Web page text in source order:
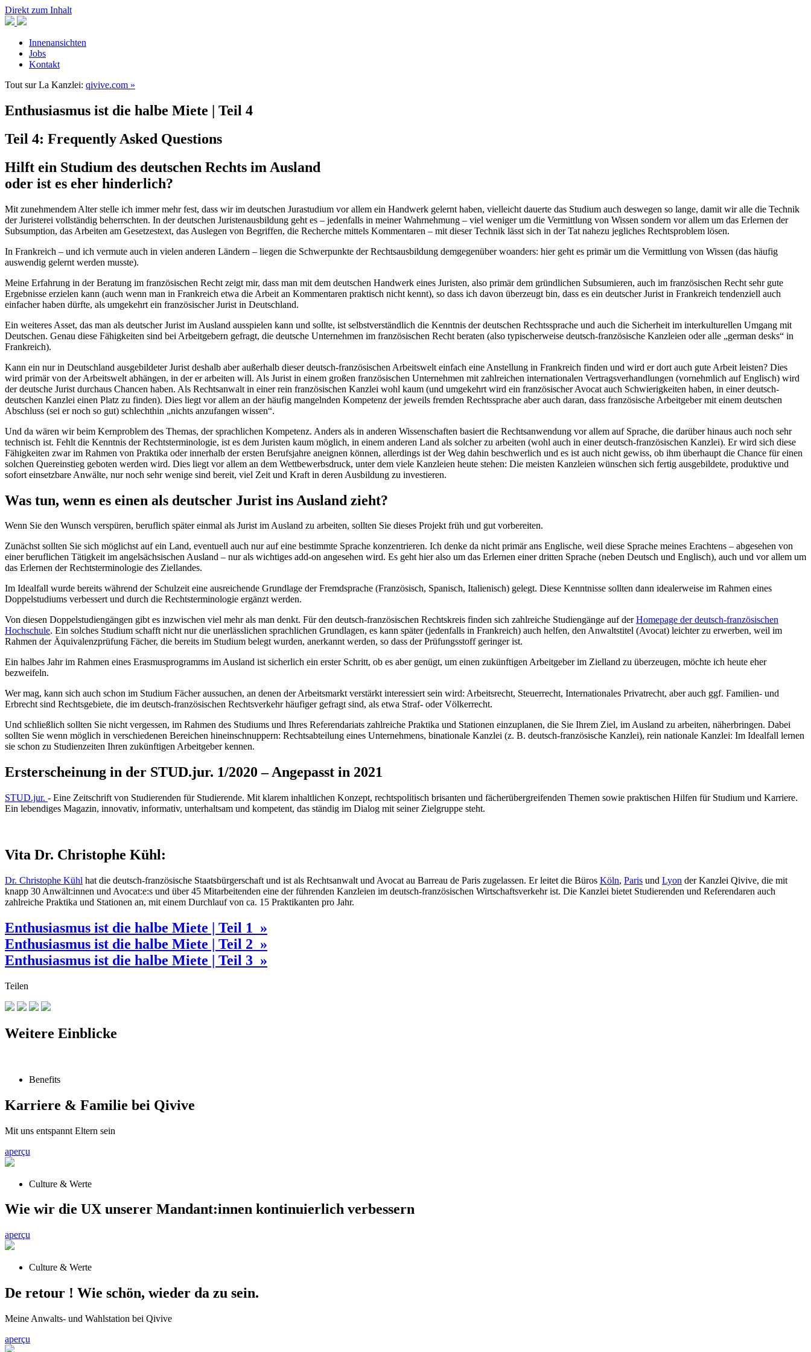
Direkt zum Inhalt
Innenansichten
Jobs
Kontakt
Tout surLa Kanzlei: qivive.com »
Enthusiasmus ist die halbe Miete | Teil 4
Teil 4: Frequently Asked Questions
Hilft ein Studium des deutschen Rechts im Ausland
oder ist es eher hinderlich?
Mit zunehmendem Alter stelle ich immer mehr fest, dass wir im deutschen Jurastudium vor allem ein Handwerk gelernt haben, vielleicht dauerte das Studium auch deswegen so lange, damit wir alle die Technik
der Juristerei vollständig beherrschten. In der deutschen Juristenausbildung geht es – jedenfalls in meiner Wahrnehmung – viel weniger um die Vermittlung von Wissen sondern vor allem um das Erlernen der
Subsumption, das Arbeiten am Gesetzestext, das Auslegen von Begriffen, die Recherche mittels Kommentaren – mit dieser Technik lässt sich in der Tat nahezu jegliches Rechtsproblem lösen.
In Frankreich – und ich vermute auch in vielen anderen Ländern – liegen die Schwerpunkte der Rechtsausbildung demgegenüber woanders: hier geht es primär um die Vermittlung von Wissen (das häufig
auswendig gelernt werden musste).
Meine Erfahrung in der Beratung im französischen Recht zeigt mir, dass man mit dem deutschen Handwerk eines Juristen, also primär dem gründlichen Subsumieren, auch im französischen Recht sehr gute
Ergebnisse erzielen kann (auch wenn man in Frankreich etwa die Arbeit an Kommentaren praktisch nicht kennt), so dass ich davon überzeugt bin, dass es ein deutscher Jurist in Frankreich tendenziell auch
einfacher haben dürfte, als umgekehrt ein französischer Jurist in Deutschland.
Ein weiteres Asset, das man als deutscher Jurist im Ausland ausspielen kann und sollte, ist selbstverständlich die Kenntnis der deutschen Rechtssprache und auch die Sicherheit im interkulturellen Umgang mit
Deutschen. Genau diese Fähigkeiten sind bei Arbeitgebern gefragt, die deutsche Unternehmen im französischen Recht beraten (also typischerweise deutsch-französische Kanzleien oder alle „german desks“ in
Frankreich).
Kann ein nur in Deutschland ausgebildeter Jurist deshalb aber außerhalb dieser deutsch-französischen Arbeitswelt einfach eine Anstellung in Frankreich finden und wird er dort auch gute Arbeit leisten? Dies
wird primär von der Arbeitswelt abhängen, in der er arbeiten will. Als Jurist in einem großen französischen Unternehmen mit zahlreichen internationalen Vertragsverhandlungen (vornehmlich auf Englisch) wird
der deutsche Jurist durchaus Chancen haben. Als Rechtsanwalt in einer rein französischen Kanzlei wohl kaum (und umgekehrt wird ein französischer Avocat auch Schwierigkeiten haben, in einer deutsch-
deutschen Kanzlei einen Platz zu finden). Dies liegt vor allem an der häufig mangelnden Kompetenz der jeweils fremden Rechtssprache aber auch daran, dass französische Arbeitgeber mit einem deutschen
Abschluss (sei er noch so gut) schlechthin „nichts anzufangen wissen“.
Und da wären wir beim Kernproblem des Themas, der sprachlichen Kompetenz. Anders als in anderen Wissenschaften basiert die Rechtsanwendung vor allem auf Sprache, die darüber hinaus auch noch sehr
technisch ist. Fehlt die Kenntnis der Rechtsterminologie, ist es dem Juristen kaum möglich, in einem anderen Land als solcher zu arbeiten (wohl auch in einer deutsch-französischen Kanzlei). Er wird sich diese
Fähigkeiten zwar im Rahmen von Praktika oder innerhalb der ersten Berufsjahre aneignen können, allerdings ist der Weg dahin beschwerlich und es ist auch nicht gewiss, ob ihm überhaupt die Chance für einen
solchen Quereinstieg geboten werden wird. Dies liegt vor allem an dem Wettbewerbsdruck, unter dem viele Kanzleien heute stehen: Die meisten Kanzleien wünschen sich fertig ausgebildete, produktive und
sofort einsetzbare Anwälte, nur noch sehr wenige sind bereit, viel Zeit und Kraft in deren Ausbildung zu investieren.
Was tun, wenn es einen als deutscher Jurist ins Ausland zieht?
Wenn Sie den Wunsch verspüren, beruflich später einmal als Jurist im Ausland zu arbeiten, sollten Sie dieses Projekt früh und gut vorbereiten.
Zunächst sollten Sie sich möglichst auf ein Land, eventuell auch nur auf eine bestimmte Sprache konzentrieren. Ich denke da nicht primär ans Englische, weil diese Sprache meines Erachtens – abgesehen von
einer beruflichen Tätigkeit im angelsächsischen Ausland – nur als wichtiges add-on angesehen wird. Es geht hier also um das Erlernen einer dritten Sprache (neben Deutsch und Englisch), auch und vor allem um
das Erlernen der Rechtsterminologie des Ziellandes.
Im Idealfall wurde bereits während der Schulzeit eine ausreichende Grundlage der Fremdsprache (Französisch, Spanisch, Italienisch) gelegt. Diese Kenntnisse sollten dann idealerweise im Rahmen eines
Doppelstudiums verbessert und durch die Rechtsterminologie ergänzt werden.
Von diesen Doppelstudiengängen gibt es inzwischen viel mehr als man denkt. Für den deutsch-französischen Rechtskreis finden sich zahlreiche Studiengänge auf derHomepage der deutsch-französischen
Hochschule. Ein solches Studium schafft nicht nur die unerlässlichen sprachlichen Grundlagen, es kann später (jedenfalls in Frankreich) auch helfen, den Anwaltstitel (Avocat) leichter zu erwerben, weil im
Rahmen der Äquivalenzprüfung Fächer, die bereits im Studium belegt wurden, anerkannt werden, so dass der Prüfungsstoff geringer ist.
Ein halbes Jahr im Rahmen eines Erasmusprogramms im Ausland ist sicherlich ein erster Schritt, ob es aber genügt, um einen zukünftigen Arbeitgeber im Zielland zu überzeugen, möchte ich heute eher
bezweifeln.
Wer mag, kann sich auch schon im Studium Fächer aussuchen, an denen der Arbeitsmarkt verstärkt interessiert sein wird: Arbeitsrecht, Steuerrecht, Internationales Privatrecht, aber auch ggf. Familien- und
Erbrecht sind Rechtsgebiete, die im deutsch-französischen Rechtsverkehr häufiger gefragt sind, als etwa Straf- oder Völkerrecht.
Und schließlich sollten Sie nicht vergessen, im Rahmen des Studiums und Ihres Referendariats zahlreiche Praktika und Stationen einzuplanen, die Sie Ihrem Ziel, im Ausland zu arbeiten, näherbringen. Dabei
sollten Sie wenn möglich in verschiedenen Bereichen hineinschnuppern: Rechtsabteilung eines Unternehmens, binationale Kanzlei (z. B. deutsch-französische Kanzlei), rein nationale Kanzlei: Im Idealfall lernen
sie schon zu Studienzeiten Ihren zukünftigen Arbeitgeber kennen.
Ersterscheinung in der STUD.jur. 1/2020 – Angepasst in 2021
STUD.jur. - Eine Zeitschrift von Studierenden für Studierende. Mit klarem inhaltlichen Konzept, rechtspolitisch brisanten und fächerübergreifenden Themen sowie praktischen Hilfen für Studium und Karriere.
Ein lebendiges Magazin, innovativ, informativ, unterhaltsam und kompetent, das ständig im Dialog mit seiner Zielgruppe steht.
Vita Dr. Christophe Kühl:
Dr. Christophe Kühl hat die deutsch-französische Staatsbürgerschaft und ist als Rechtsanwalt und Avocat au Barreau de Paris zugelassen. Er leitet die Büros Köln, Paris und Lyon der Kanzlei Qivive, die mit
knapp 30 Anwält:innen und Avocat:e:s und über 45 Mitarbeitenden eine der führenden Kanzleien im deutsch-französischen Wirtschaftsverkehr ist. Die Kanzlei bietet Studierenden und Referendaren auch
zahlreiche Praktika und Stationen an, mit einem Durchlauf von ca. 15 Praktikanten pro Jahr.
Enthusiasmus ist die halbe Miete | Teil 1 »
Enthusiasmus ist die halbe Miete | Teil 2 »
Enthusiasmus ist die halbe Miete | Teil 3 »
Teilen
Weitere Einblicke
Benefits
Karriere & Familie bei Qivive
Mit uns entspannt Eltern sein
aperçu
Culture & Werte
Wie wir die UX unserer Mandant:innen kontinuierlich verbessern
aperçu
Culture & Werte
De retour ! Wie schön, wieder da zu sein.
Meine Anwalts- und Wahlstation bei Qivive
aperçu